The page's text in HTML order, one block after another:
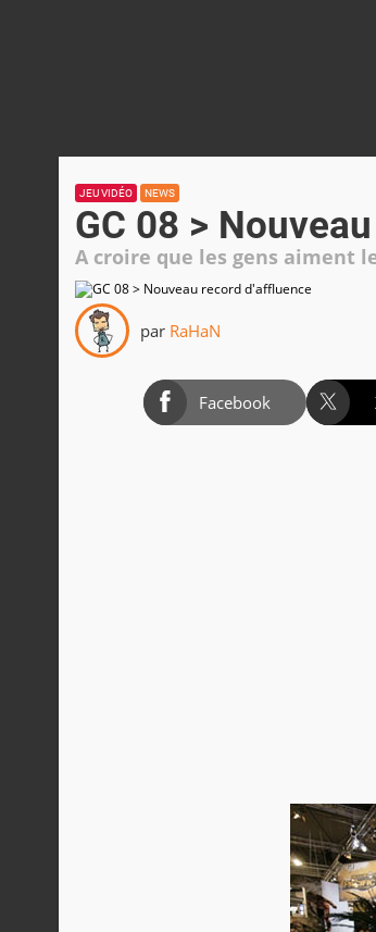
JEU VIDÉO NEWS
GC 08 >
A croire que les gens aiment
par RaHaN
Facebook